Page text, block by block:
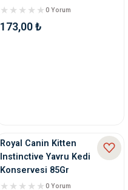
0 Yorum
173,00 ₺
Royal Canin Kitten
Instinctive Yavru Kedi
Konservesi 85Gr
0 Yorum